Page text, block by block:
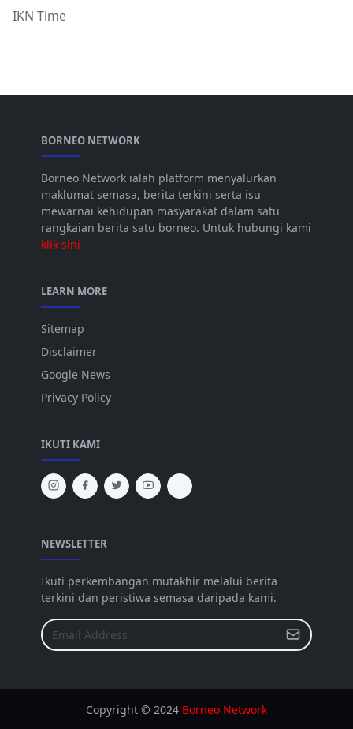
IKN Time
BORNEO NETWORK
Borneo Network ialah platform menyalurkan
maklumat semasa, berita terkini serta isu
mewarnai kehidupan masyarakat dalam satu
rangkaian berita satu borneo. Untuk hubungi kami
klik sini
LEARN MORE
Sitemap
Disclaimer
Google News
Privacy Policy
IKUTI KAMI
NEWSLETTER
Ikuti perkembangan mutakhir melalui berita
terkini dan peristiwa semasa daripada kami.
Copyright © 2024 Borneo Network